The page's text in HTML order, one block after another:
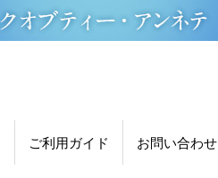
ご利用ガイド お問い合わせ